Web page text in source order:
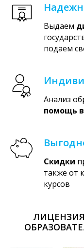
Выдаем
подаем
Анализ
помощь
Скидки
также от
курсов